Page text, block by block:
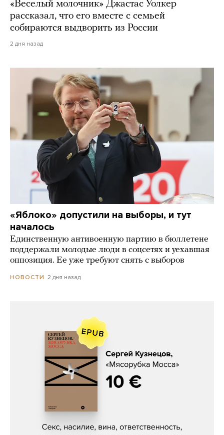
«Веселый молочник» Джастас Уолкер
рассказал, что его вместе с семьей
собираются выдворить из России
2 дня назад
«Яблоко» допустили на выборы, и тут
началось
Единственную антивоенную партию в бюллетене
поддержали молодые люди в соцсетях и уехавшая
оппозиция. Ее уже требуют снять с выборов
НОВОСТИ 2 дня назад
Сергей Кузнецов, «Мясорубка